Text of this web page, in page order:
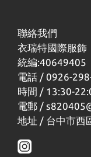
聯絡我們
衣瑞特國際服飾
統編:40649405
電話 / 0926-
時間 / 13:30-
電郵 /
地址 / 台中市西